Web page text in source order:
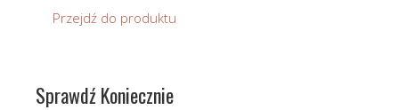
Przejdź do produktu
Sprawdź Koniecznie